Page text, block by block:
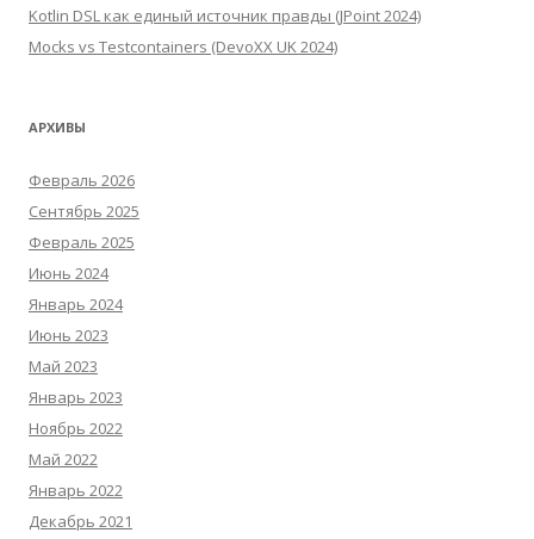
Kotlin DSL как единый источник правды (JPoint 2024)
Mocks vs Testcontainers (DevoXX UK 2024)
АРХИВЫ
Февраль 2026
Сентябрь 2025
Февраль 2025
Июнь 2024
Январь 2024
Июнь 2023
Май 2023
Январь 2023
Ноябрь 2022
Май 2022
Январь 2022
Декабрь 2021